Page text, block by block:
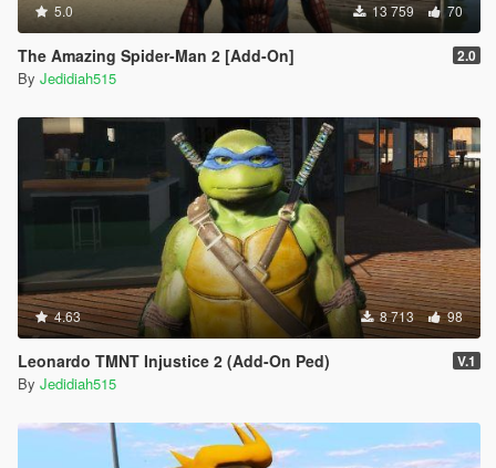
5.0 13 759 70
The Amazing Spider-Man 2 [Add-On] 2.0
By Jedidiah515
4.63 8 713 98
Leonardo TMNT Injustice 2 (Add-On Ped) V.1
By Jedidiah515